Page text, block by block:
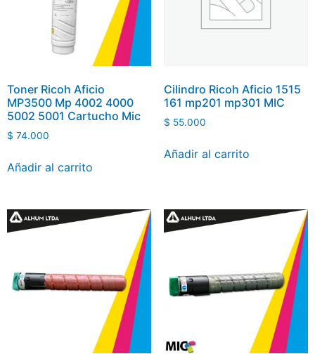
Toner Ricoh Aficio
MP3500 Mp 4002 4000
5002 5001 Cartucho Mic
$ 74.000
Añadir al carrito
Cilindro Ricoh Aficio 1515
161 mp201 mp301 MIC
$ 55.000
Añadir al carrito